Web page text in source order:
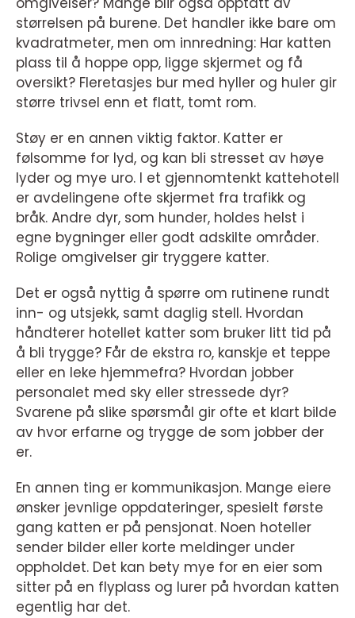
størrelsen på burene. Det handler ikke bare om
kvadratmeter, men om innredning: Har katten
plass til å hoppe opp, ligge skjermet og få
oversikt? Fleretasjes bur med hyller og huler gir
større trivsel enn et flatt, tomt rom.
Støy er en annen viktig faktor. Katter er
følsomme for lyd, og kan bli stresset av høye
lyder og mye uro. I et gjennomtenkt kattehotell
er avdelingene ofte skjermet fra trafikk og
bråk. Andre dyr, som hunder, holdes helst i
egne bygninger eller godt adskilte områder.
Rolige omgivelser gir tryggere katter.
Det er også nyttig å spørre om rutinene rundt
inn- og utsjekk, samt daglig stell. Hvordan
håndterer hotellet katter som bruker litt tid på
å bli trygge? Får de ekstra ro, kanskje et teppe
eller en leke hjemmefra? Hvordan jobber
personalet med sky eller stressede dyr?
Svarene på slike spørsmål gir ofte et klart bilde
av hvor erfarne og trygge de som jobber der
er.
En annen ting er kommunikasjon. Mange eiere
ønsker jevnlige oppdateringer, spesielt første
gang katten er på pensjonat. Noen hoteller
sender bilder eller korte meldinger under
oppholdet. Det kan bety mye for en eier som
sitter på en flyplass og lurer på hvordan katten
egentlig har det.